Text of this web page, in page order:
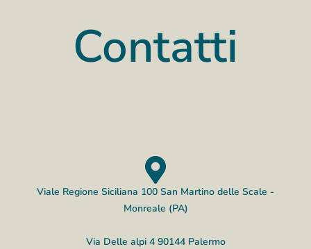
Contatti
Viale Regione Siciliana 100 San Martino delle Scale -
Monreale (PA)
Via Delle alpi 4 90144 Palermo​